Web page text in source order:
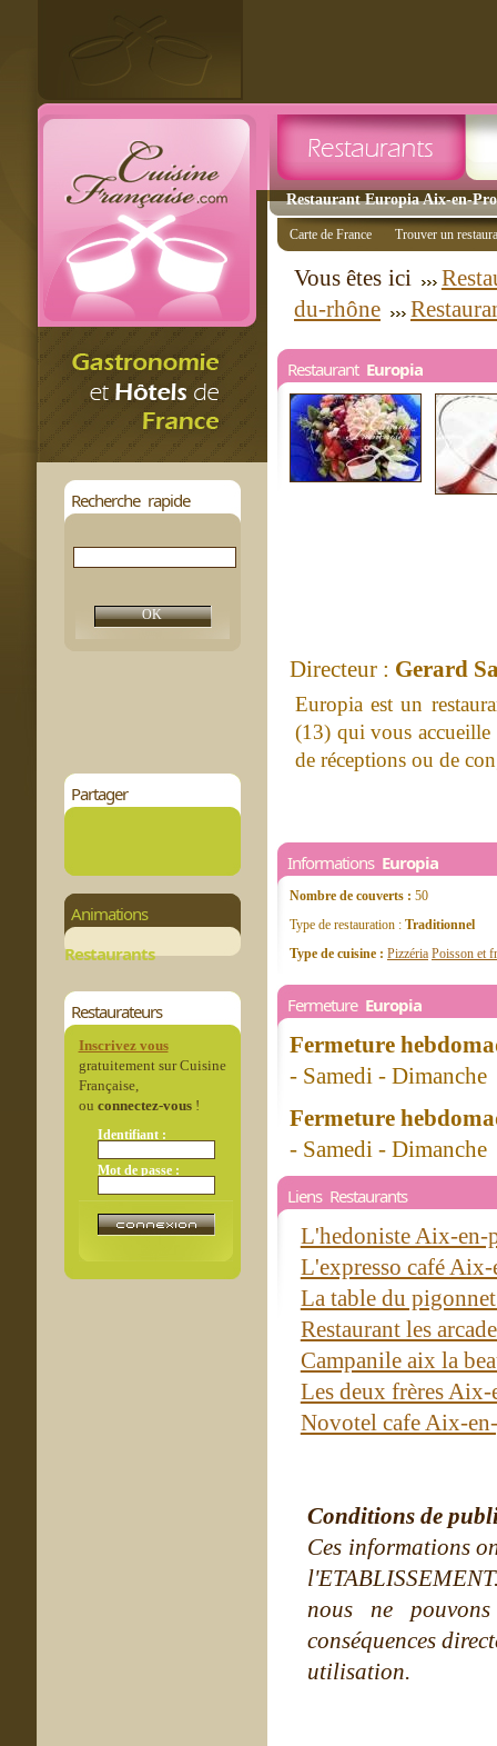
Restaurant Europia Aix-en-
Recherche rapide
Partager
Animations
Restaurants
Restaurateurs
Inscrivez vous
gratuitement sur Cuisine
Française,
ou connectez-vous!
Identifiant :
Mot de passe :
Carte de France Trouver un
Vous êtes ici
du-rhône
Restaurant Europia
Directeur : Gerard
Europia est un
(13) qui vous accueille
de réceptions ou de
Informations Europia
Nombre de couverts : 50
Type de restauration : Traditionnel
Type de cuisine : Pizzéria Poisson et
Fermeture Europia
Fermeture
- Samedi - Dimanche
Fermeture
- Samedi - Dimanche
Liens Restaurants
L'hedoniste Aix-en-
L'expresso café
La table du
Restaurant les
Campanile aix la
Les deux frères
Novotel cafe Aix-
Conditions de
Ces informations
nous ne
conséquences
utilisation.